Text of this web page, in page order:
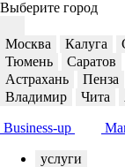
Выберите город
Москва Калуга
Тюмень
Саратов
Астрахань
Пенза
Владимир
Чита
Business-up
услуги